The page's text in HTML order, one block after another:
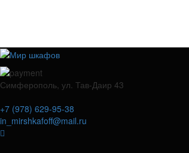
Симферополь, ул. Тав-Даир 43
+7 (978) 629-95-38
in_mirshkafoff@mail.ru